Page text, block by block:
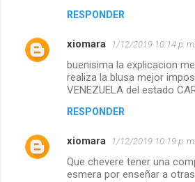
RESPONDER
xiomara 1/12/2019 10:14 p. m.
buenisima la explicacion
realiza la blusa mejor
VENEZUELA del estado
RESPONDER
xiomara 1/12/2019 10:19 p. m.
Que chevere tener una
esmera por enseñar a